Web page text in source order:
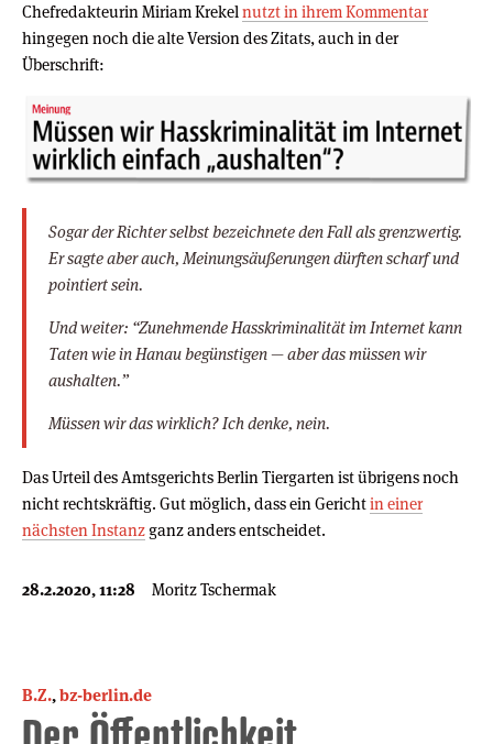
Chefredakteurin Miriam Krekelnutzt in ihrem Kommentar
hingegen noch die alte Version des Zitats, auch in der
Überschrift:
Sogar der Richter selbst bezeichnete den Fall als grenzwertig.
Er sagte aber auch, Meinungsäußerungen dürften scharf und
pointiert sein.
Und weiter: “Zunehmende Hasskriminalität im Internet kann
Taten wie in Hanau begünstigen — aber das müssen wir
aushalten.”
Müssen wir das wirklich? Ich denke, nein.
Das Urteil des Amtsgerichts Berlin Tiergarten ist übrigens noch
nicht rechtskräftig. Gut möglich, dass ein Gerichtin einer
nächsten Instanzganz anders entscheidet.
28.2.2020, 11:28 Moritz Tschermak
B.Z.,bz-berlin.de